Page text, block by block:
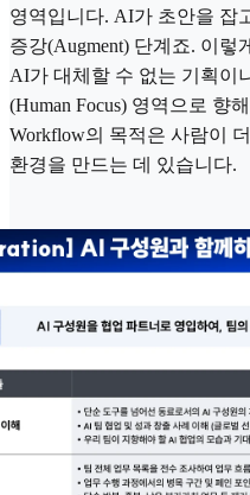
영역입니다. AI가 초안을 잡
증강(Augment) 단계죠. 이
AI가 대체할 수 없는 기획이
(Human Focus) 영역으로 향
Workflow의 목적은 사람이
환경을 만드는 데 있습니다.